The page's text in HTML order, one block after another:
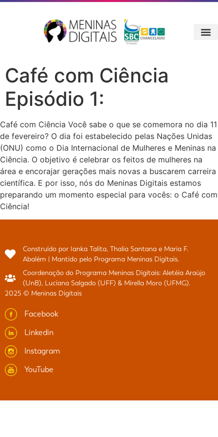
Café com Ciência
Episódio 1:
Café com Ciência Você sabe o que se comemora no dia 11
de fevereiro? O dia foi estabelecido pelas Nações Unidas
(ONU) como o Dia Internacional de Mulheres e Meninas na
Ciência. O objetivo é celebrar os feitos de mulheres na
área e encorajar gerações mais novas a buscarem carreira
científica. E por isso, nós do Meninas Digitais estamos
preparando um momento especial para vocês: o Café com
Ciência!
Construído por Ianka Talita, Thalia Santana e Maria F.
Abalém | Mantido pelo Programa Meninas Digitais.
Coordenação do Programa Meninas Digitais: Aletéia Araújo
(UnB), Luciana Salgado (UFF) & Mirella Moro (UFMG).
2025 © Meninas Digitais
Facebook
Linkedin
Instagram
YouTube